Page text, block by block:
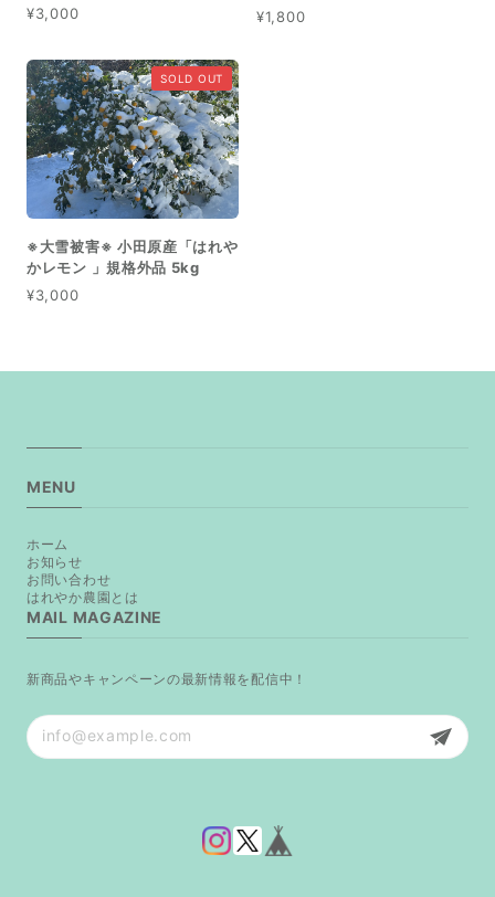
¥3,000
¥1,800
SOLD OUT
※大雪被害※ 小田原産「はれや
かレモン 」規格外品 5kg
¥3,000
MENU
ホーム
お知らせ
お問い合わせ
はれやか農園とは
MAIL MAGAZINE
新商品やキャンペーンの最新情報を配信中！